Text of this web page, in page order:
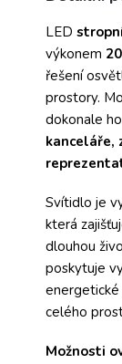
LED
výkonem
řešení
prostory.
dokonale
kanceláře,
Svítidlo je
která
dlouhou
poskytuje
celého
Možnosti